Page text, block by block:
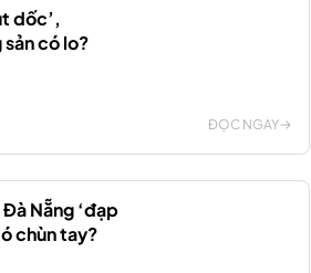
dốc’,
có lo?
ĐỌC NGAY
Nẵng ‘đạp
chùn tay?